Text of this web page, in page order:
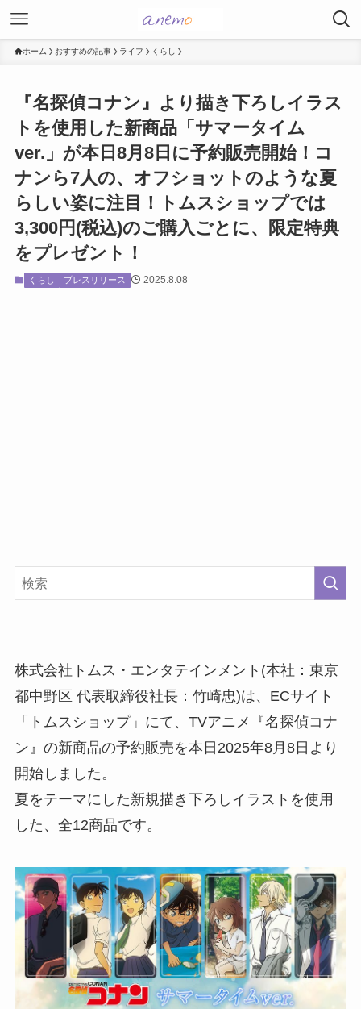
ホーム おすすめの記事 ライフ くらし
『名探偵コナン』より描き下ろしイラス
トを使用した新商品「サマータイム
ver.」が本日8月8日に予約販売開始！コ
ナンら7人の、オフショットのような夏
らしい姿に注目！トムスショップでは
3,300円(税込)のご購入ごとに、限定特典
をプレゼント！
くらし プレスリリース 2025.8.08
株式会社トムス・エンタテインメント(本社：東京
都中野区 代表取締役社長：竹崎忠)は、ECサイト
「トムスショップ」にて、TVアニメ『名探偵コナ
ン』の新商品の予約販売を本日2025年8月8日より
開始しました。
夏をテーマにした新規描き下ろしイラストを使用
した、全12商品です。